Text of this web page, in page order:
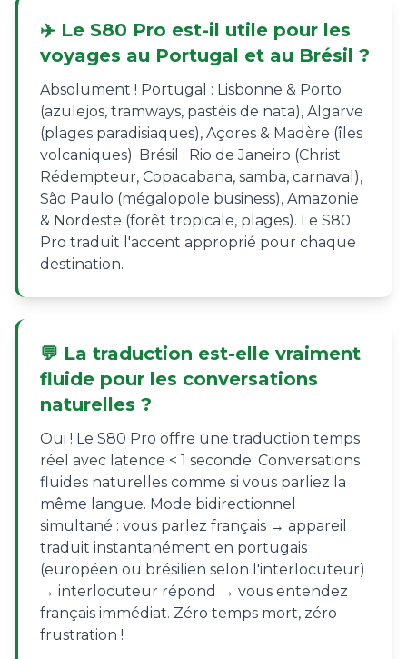
✈️ Le S80 Pro est-il utile pour les
voyages au Portugal et au Brésil ?
Absolument ! Portugal : Lisbonne & Porto
(azulejos, tramways, pastéis de nata), Algarve
(plages paradisiaques), Açores & Madère (îles
volcaniques). Brésil : Rio de Janeiro (Christ
Rédempteur, Copacabana, samba, carnaval),
São Paulo (mégalopole business), Amazonie
& Nordeste (forêt tropicale, plages). Le S80
Pro traduit l'accent approprié pour chaque
destination.
💬 La traduction est-elle vraiment
fluide pour les conversations
naturelles ?
Oui ! Le S80 Pro offre une traduction temps
réel avec latence < 1 seconde. Conversations
fluides naturelles comme si vous parliez la
même langue. Mode bidirectionnel
simultané : vous parlez français → appareil
traduit instantanément en portugais
(européen ou brésilien selon l'interlocuteur)
→ interlocuteur répond → vous entendez
français immédiat. Zéro temps mort, zéro
frustration !